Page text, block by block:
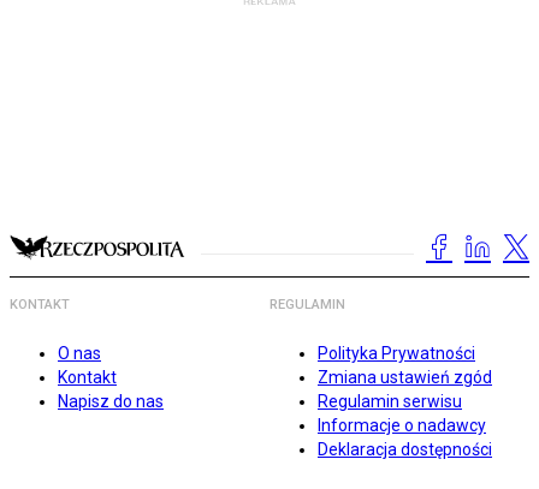
KONTAKT
O nas
Kontakt
Napisz do nas
REGULAMIN
Polityka Prywatności
Zmiana ustawień zgód
Regulamin serwisu
Informacje o nadawcy
Deklaracja dostępności